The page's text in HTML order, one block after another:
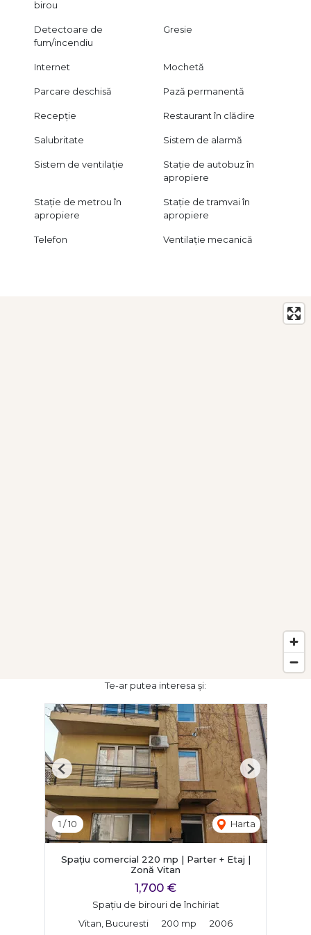
Pentru detalii suplimentare și programarea unei vizionări,
Vizionarea spațiului se face în baza unui acord de vizionare,
conform articolelor 2096–2102 din Codul Civil.
birou
Detectoare de
fum/incendiu
Gresie
Internet Mochetă
Parcare deschisă Pază permanentă
Recepție Restaurant în clădire
Salubritate Sistem de alarmă
Sistem de ventilație
Stație de autobuz în
apropiere
Stație de metrou în
apropiere
Stație de tramvai în
apropiere
Telefon Ventilație mecanică
Te-ar putea interesa și:
1 /10 Harta
Previous Next
Spațiu comercial 220 mp | Parter + Etaj |
Zonă Vitan
1,700 €
Spațiu de birouri de închiriat
Vitan, Bucuresti
200 mp 2006